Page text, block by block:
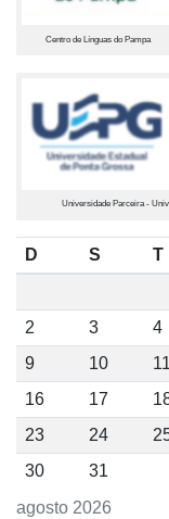
Centro de Línguas do Pampa
Universidade Parceira -
agosto 2026
D S T
2
3 4
9
10 11
16
17
23
24
30
31